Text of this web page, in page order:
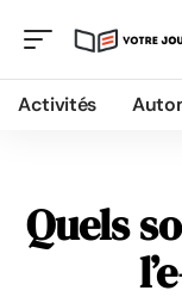
Activités
Quels